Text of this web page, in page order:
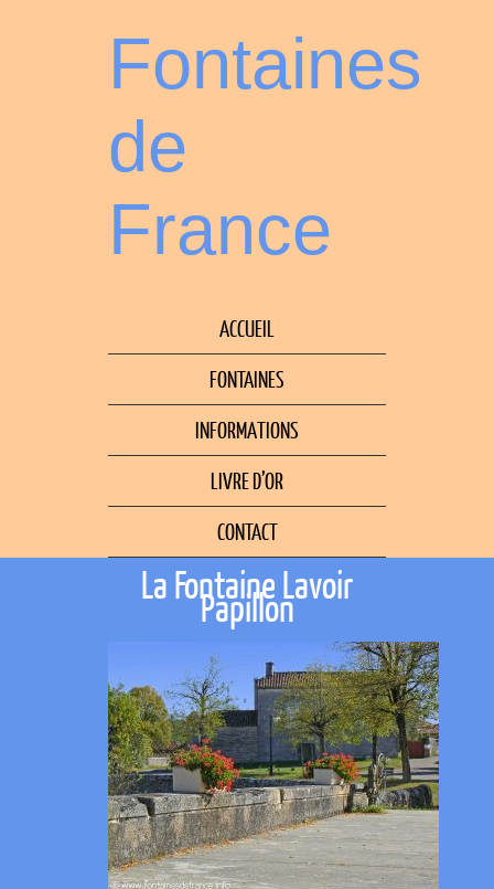
Fontaines
de
France
ACCUEIL
FONTAINES
INFORMATIONS
LIVRE D’OR
CONTACT
La Fontaine Lavoir
Papillon